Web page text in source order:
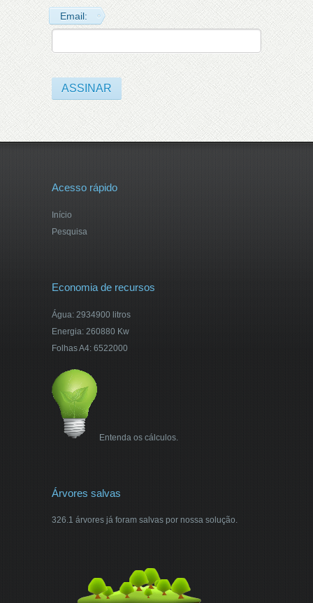
Email:
Acesso rápido
Início
Pesquisa
Economia de recursos
Água: 2934900 litros
Energia: 260880 Kw
Folhas A4: 6522000
Entenda os cálculos.
Árvores salvas
326.1 árvores já foram salvas por nossa solução.